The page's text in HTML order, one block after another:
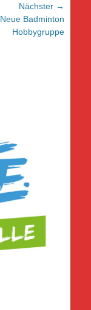
Nächster →
Neue Badminton
Hobbygruppe